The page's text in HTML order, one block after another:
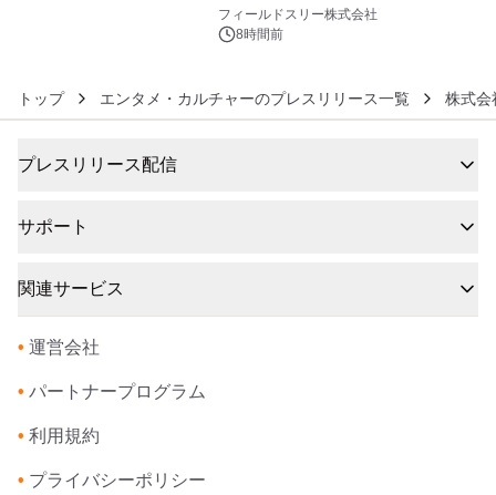
約1300万画素、用途別に選べるコンデ
ジ新登場
フィールドスリー株式会社
8時間前
トップ エンタメ・カルチャーのプレスリリース一覧 株式
プレスリリース配信
サポート
関連サービス
• 運営会社
• パートナープログラム
• 利用規約
• プライバシーポリシー